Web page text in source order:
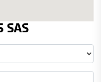
SAS